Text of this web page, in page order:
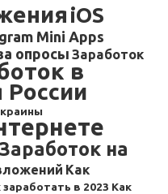
iOS
Mini Apps
опросы Заработок
в
Заработок на
Как
заработать в 2023 Как